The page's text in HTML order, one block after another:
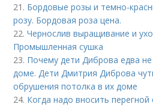
21. Бордовые розы и темно-
розу. Бордовая роза цена.
22.Чернослив выращивание и
Промышленная сушка
23. Почему дети Диброва едва
доме. Дети Дмитрия Диброва
обрушения потолка в их доме
24. Когда надо вносить